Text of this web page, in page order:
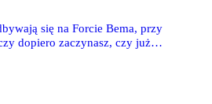
się na Forcie Bema, przy
dopiero zaczynasz, czy już